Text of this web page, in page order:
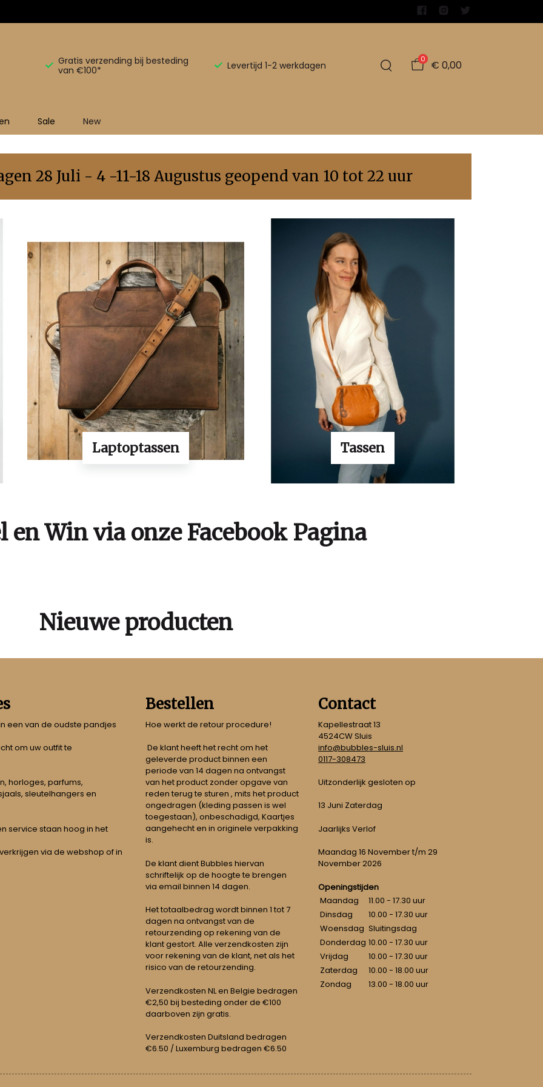
Gratis verzending bij besteding
van €100*
Levertijd 1-2 werkdagen
0 € 0,00
Sale New
28 Juli - 4 -11-18 Augustus geopend van 10 tot 22 uur
Laptoptassen Tassen
en Win via onze Facebook Pagina
Nieuwe producten
een van de oudste pandjes
om uw outfit te
horloges, parfums,
sleutelhangers en
service staan hoog in het
via de webshop of in
Bestellen
Hoe werkt de retour procedure!
De klant heeft het recht om het
geleverde product binnen een
periode van 14 dagen na ontvangst
van het product zonder opgave van
reden terug te sturen , mits het product
ongedragen (kleding passen is wel
toegestaan), onbeschadigd, Kaartjes
aangehecht en in originele verpakking
is.
De klant dient Bubbles hiervan
schriftelijk op de hoogte te brengen
via email binnen 14 dagen.
Het totaalbedrag wordt binnen 1 tot 7
dagen na ontvangst van de
retourzending op rekening van de
klant gestort. Alle verzendkosten zijn
voor rekening van de klant, net als het
risico van de retourzending.
Verzendkosten NL en Belgie bedragen
€2,50 bij besteding onder de €100
daarboven zijn gratis.
Verzendkosten Duitsland bedragen
€6.50 / Luxemburg bedragen €6.50
Contact
Kapellestraat 13
4524CW Sluis
info@bubbles-sluis.nl
0117-308473
Uitzonderlijk gesloten op
13 Juni Zaterdag
Jaarlijks Verlof
Maandag 16 November t/m 29
November 2026
Openingstijden
Maandag
11.00 - 17.30 uur
Dinsdag
10.00 - 17.30 uur
Woensdag Sluitingsdag
Donderdag 10.00 - 17.30 uur
Vrijdag
10.00 - 17.30 uur
Zaterdag
10.00 - 18.00 uur
Zondag
13.00 - 18.00 uur